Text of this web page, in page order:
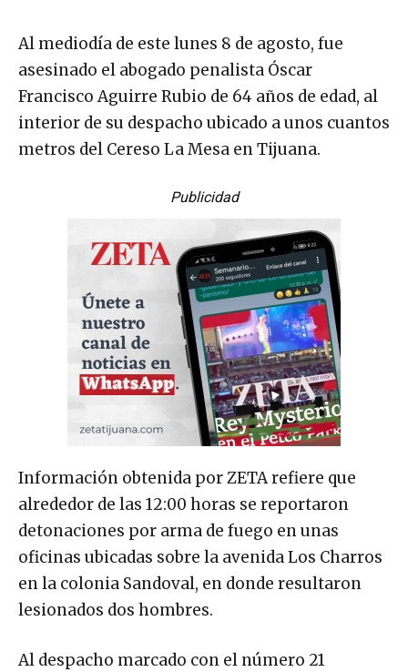
Al mediodía de este lunes 8 de agosto, fue
asesinado el abogado penalista Óscar
Francisco Aguirre Rubio de 64 años de edad, al
interior de su despacho ubicado a unos cuantos
metros del Cereso La Mesa en Tijuana.
Publicidad
Información obtenida por ZETA refiere que
alrededor de las 12:00 horas se reportaron
detonaciones por arma de fuego en unas
oficinas ubicadas sobre la avenida Los Charros
en la colonia Sandoval, en donde resultaron
lesionados dos hombres.
Al despacho marcado con el número 21